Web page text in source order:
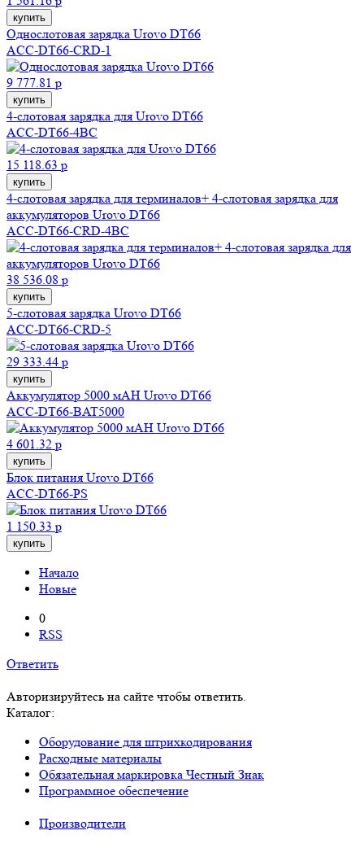
купить
Однослотовая зарядка Urovo DT66
ACC-DT66-CRD-1
9 777.81 р
купить
4-слотовая зарядка для Urovo DT66
ACC-DT66-4BC
15 118.63 р
купить
4-слотовая зарядка для терминалов+ 4-слотовая зарядка для
аккумуляторов Urovo DT66
ACC-DT66-CRD-4BC
38 536.08 р
купить
5-слотовая зарядка Urovo DT66
ACC-DT66-CRD-5
29 333.44 р
купить
Аккумулятор 5000 мAH Urovo DT66
ACC-DT66-BAT5000
4 601.32 р
купить
Блок питания Urovo DT66
ACC-DT66-PS
1 150.33 р
купить
Начало
Новые
0
RSS
Ответить
Авторизируйтесь на сайте чтобы ответить.
Каталог:
Оборудование для штрихкодирования
Расходные материалы
Обязательная маркировка Честный Знак
Программное обеспечение
Производители